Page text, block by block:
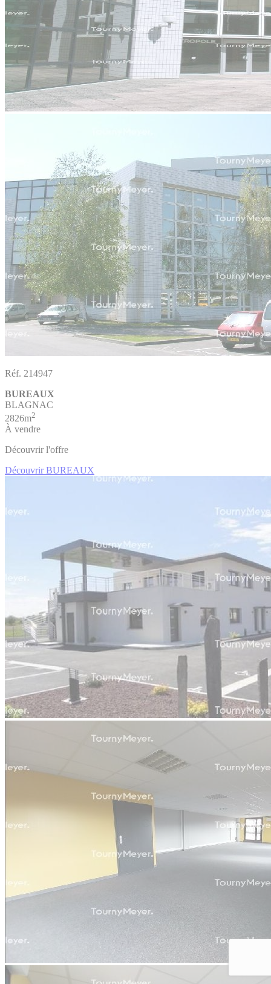
Réf. 214947
BUREAUX
BLAGNAC
2826m2
À vendre
Découvrir l'offre
Découvrir BUREAUX